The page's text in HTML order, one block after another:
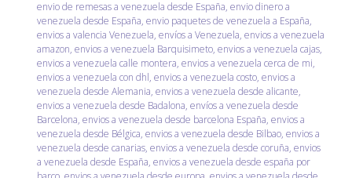
envio de remesas a venezuela desde España,envio dinero a
venezuela desde España,envio paquetes de venezuela a España,
envios a valencia Venezuela,envíos a Venezuela,envios a venezuela
amazon,envios a venezuela Barquisimeto,envios a venezuela cajas,
envios a venezuela calle montera,envios a venezuela cerca de mi,
envios a venezuela con dhl,envios a venezuela costo,envios a
venezuela desde Alemania,envios a venezuela desde alicante,
envios a venezuela desde Badalona,envíos a venezuela desde
Barcelona,envios a venezuela desde barcelona España,envios a
venezuela desde Bélgica,envios a venezuela desde Bilbao,envios a
venezuela desde canarias,envios a venezuela desde coruña,envios
a venezuela desde España,envios a venezuela desde españa por